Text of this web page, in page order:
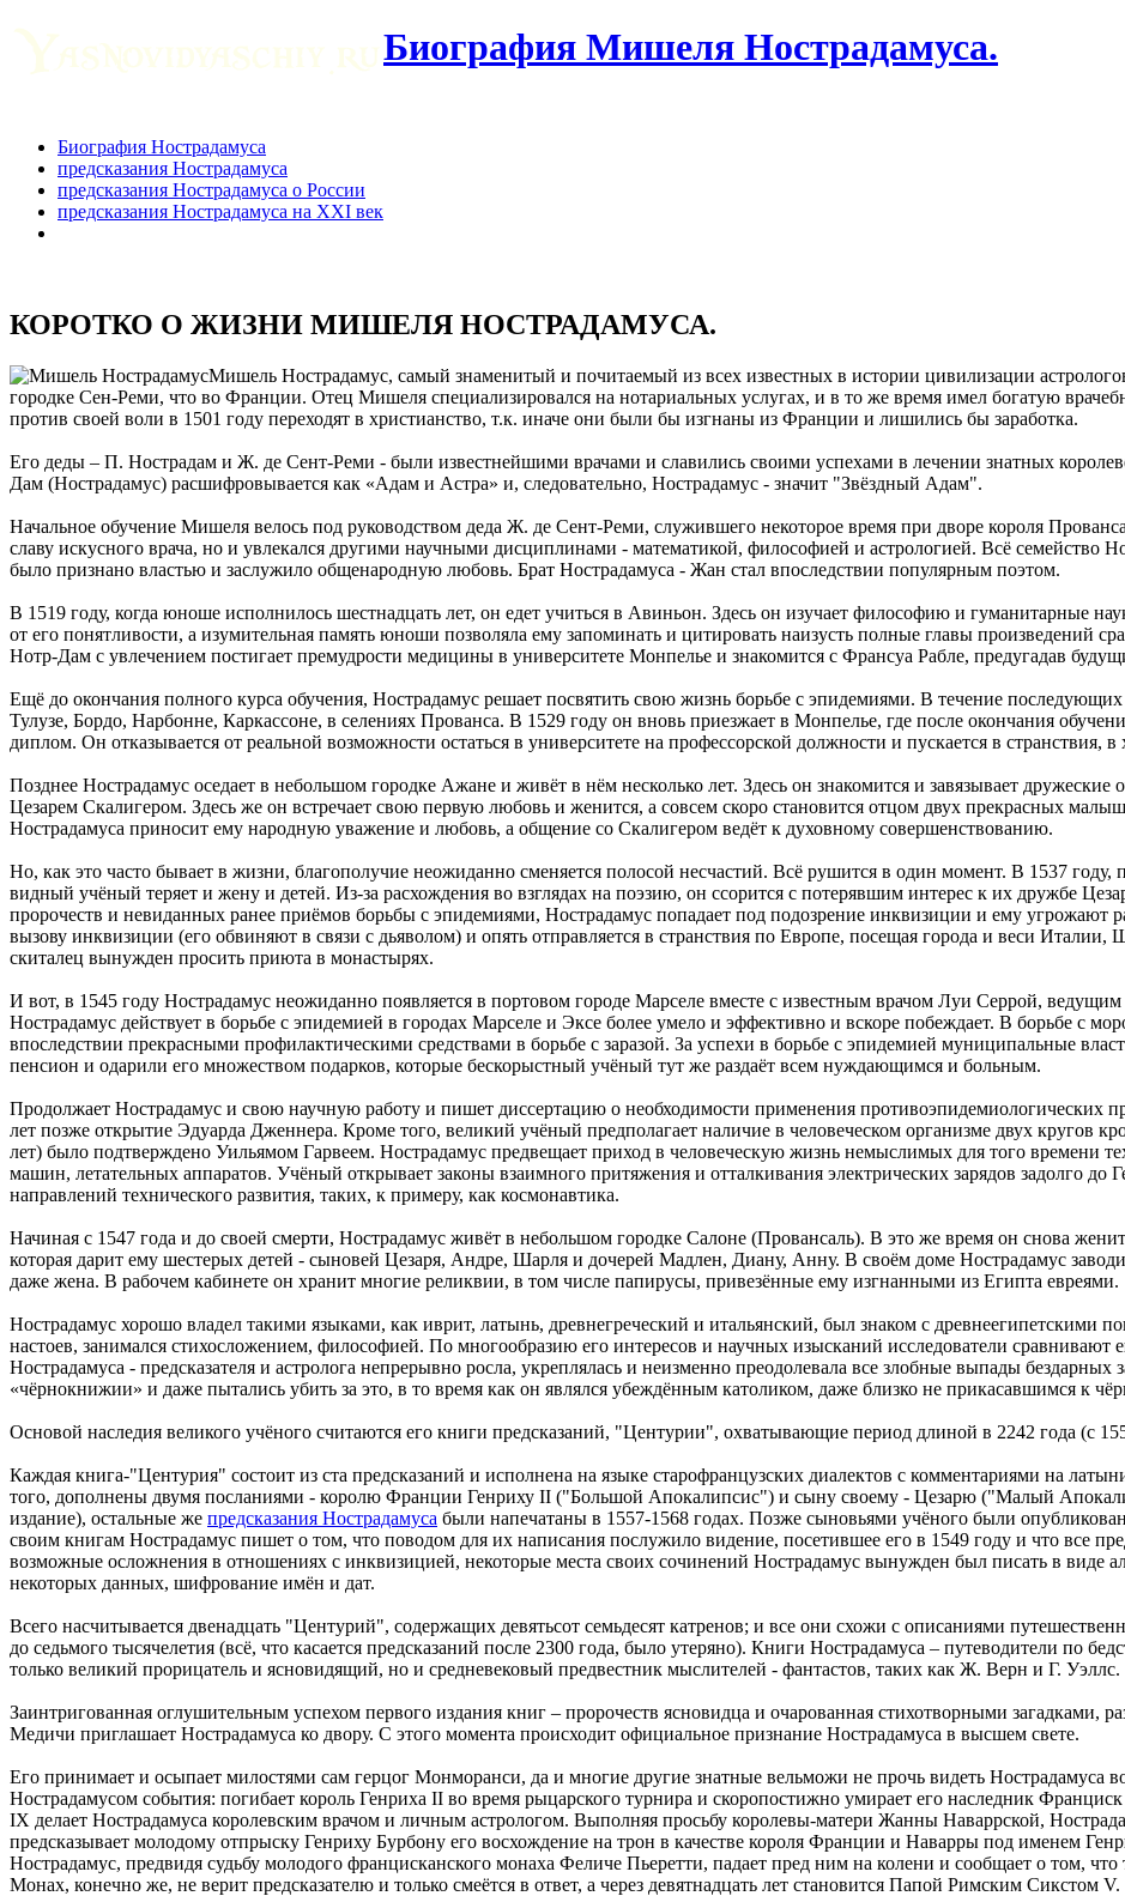
Биография Мишеля Нострадамуса.
Биография Нострадамуса
предсказания Нострадамуса
предсказания Нострадамуса о России
предсказания Нострадамуса на XXI век
КОРОТКО О ЖИЗНИ МИШЕЛЯ НОСТРАДАМУСА.
Мишель Нострадамус, самый знаменитый и почитаемый из всех известных в истории цивилизации
городке Сен-Реми, что во Франции. Отец Мишеля специализировался на нотариальных услугах, и в то же время имел богатую
против своей воли в 1501 году переходят в христианство, т.к. иначе они были бы изгнаны из Франции и лишились бы заработка.
Его деды – П. Нострадам и Ж. де Сент-Реми - были известнейшими врачами и славились своими успехами в лечении знатных
Дам (Нострадамус) расшифровывается как «Адам и Астра» и, следовательно, Нострадамус - значит "Звёздный Адам".
Начальное обучение Мишеля велось под руководством деда Ж. де Сент-Реми, служившего некоторое время при дворе короля
славу искусного врача, но и увлекался другими научными дисциплинами - математикой, философией и астрологией. Всё семейство
было признано властью и заслужило общенародную любовь. Брат Нострадамуса - Жан стал впоследствии популярным поэтом.
В 1519 году, когда юноше исполнилось шестнадцать лет, он едет учиться в Авиньон. Здесь он изучает философию и гуманитарные
от его понятливости, а изумительная память юноши позволяла ему запоминать и цитировать наизусть полные главы произведений
Нотр-Дам с увлечением постигает премудрости медицины в университете Монпелье и знакомится с Франсуа Рабле, предугадав
Ещё до окончания полного курса обучения, Нострадамус решает посвятить свою жизнь борьбе с эпидемиями. В течение
Тулузе, Бордо, Нарбонне, Каркассоне, в селениях Прованса. В 1529 году он вновь приезжает в Монпелье, где после окончания
диплом. Он отказывается от реальной возможности остаться в университете на профессорской должности и пускается в странствия,
Позднее Нострадамус оседает в небольшом городке Ажане и живёт в нём несколько лет. Здесь он знакомится и завязывает
Цезарем Скалигером. Здесь же он встречает свою первую любовь и женится, а совсем скоро становится отцом двух прекрасных
Нострадамуса приносит ему народную уважение и любовь, а общение со Скалигером ведёт к духовному совершенствованию.
Но, как это часто бывает в жизни, благополучие неожиданно сменяется полосой несчастий. Всё рушится в один момент. В 1537
видный учёный теряет и жену и детей. Из-за расхождения во взглядах на поэзию, он ссорится с потерявшим интерес к их дружбе
пророчеств и невиданных ранее приёмов борьбы с эпидемиями, Нострадамус попадает под подозрение инквизиции и ему угрожают
вызову инквизиции (его обвиняют в связи с дьяволом) и опять отправляется в странствия по Европе, посещая города и веси
скиталец вынужден просить приюта в монастырях.
И вот, в 1545 году Нострадамус неожиданно появляется в портовом городе Марселе вместе с известным врачом Луи Серрой,
Нострадамус действует в борьбе с эпидемией в городах Марселе и Эксе более умело и эффективно и вскоре побеждает. В борьбе с
впоследствии прекрасными профилактическими средствами в борьбе с заразой. За успехи в борьбе с эпидемией муниципальные
пенсион и одарили его множеством подарков, которые бескорыстный учёный тут же раздаёт всем нуждающимся и больным.
Продолжает Нострадамус и свою научную работу и пишет диссертацию о необходимости применения противоэпидемиологических
лет позже открытие Эдуарда Дженнера. Кроме того, великий учёный предполагает наличие в человеческом организме двух кругов
лет) было подтверждено Уильямом Гарвеем. Нострадамус предвещает приход в человеческую жизнь немыслимых для того времени
машин, летательных аппаратов. Учёный открывает законы взаимного притяжения и отталкивания электрических зарядов задолго до
направлений технического развития, таких, к примеру, как космонавтика.
Начиная с 1547 года и до своей смерти, Нострадамус живёт в небольшом городке Салоне (Провансаль). В это же время он снова
которая дарит ему шестерых детей - сыновей Цезаря, Андре, Шарля и дочерей Мадлен, Диану, Анну. В своём доме Нострадамус
даже жена. В рабочем кабинете он хранит многие реликвии, в том числе папирусы, привезённые ему изгнанными из Египта евреями.
Нострадамус хорошо владел такими языками, как иврит, латынь, древнегреческий и итальянский, был знаком с древнеегипетскими
настоев, занимался стихосложением, философией. По многообразию его интересов и научных изысканий исследователи
Нострадамуса - предсказателя и астролога непрерывно росла, укреплялась и неизменно преодолевала все злобные выпады
«чёрнокнижии» и даже пытались убить за это, в то время как он являлся убеждённым католиком, даже близко не прикасавшимся к
Основой наследия великого учёного считаются его книги предсказаний, "Центурии", охватывающие период длиной в 2242 года (с
Каждая книга-"Центурия" состоит из ста предсказаний и исполнена на языке старофранцузских диалектов с комментариями на
того, дополнены двумя посланиями - королю Франции Генриху II ("Большой Апокалипсис") и сыну своему - Цезарю ("Малый
издание), остальные же предсказания Нострадамуса были напечатаны в 1557-1568 годах. Позже сыновьями учёного были
своим книгам Нострадамус пишет о том, что поводом для их написания послужило видение, посетившее его в 1549 году и что все
возможные осложнения в отношениях с инквизицией, некоторые места своих сочинений Нострадамус вынужден был писать в виде
некоторых данных, шифрование имён и дат.
Всего насчитывается двенадцать "Центурий", содержащих девятьсот семьдесят катренов; и все они схожи с описаниями
до седьмого тысячелетия (всё, что касается предсказаний после 2300 года, было утеряно). Книги Нострадамуса – путеводители по
только великий прорицатель и ясновидящий, но и средневековый предвестник мыслителей - фантастов, таких как Ж. Верн и Г. Уэллс.
Заинтригованная оглушительным успехом первого издания книг – пророчеств ясновидца и очарованная стихотворными загадками,
Медичи приглашает Нострадамуса ко двору. С этого момента происходит официальное признание Нострадамуса в высшем свете.
Его принимает и осыпает милостями сам герцог Монморанси, да и многие другие знатные вельможи не прочь видеть Нострадамуса
Нострадамусом события: погибает король Генриха II во время рыцарского турнира и скоропостижно умирает его наследник
IX делает Нострадамуса королевским врачом и личным астрологом. Выполняя просьбу королевы-матери Жанны Наваррской,
предсказывает молодому отпрыску Генриху Бурбону его восхождение на трон в качестве короля Франции и Наварры под именем
Нострадамус, предвидя судьбу молодого францисканского монаха Феличе Пьеретти, падает пред ним на колени и сообщает о том,
Монах, конечно же, не верит предсказателю и только смеётся в ответ, а через девятнадцать лет становится Папой Римским Сикстом V.